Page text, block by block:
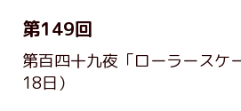
第149回
第百四十九夜「ローラースケ
18日）